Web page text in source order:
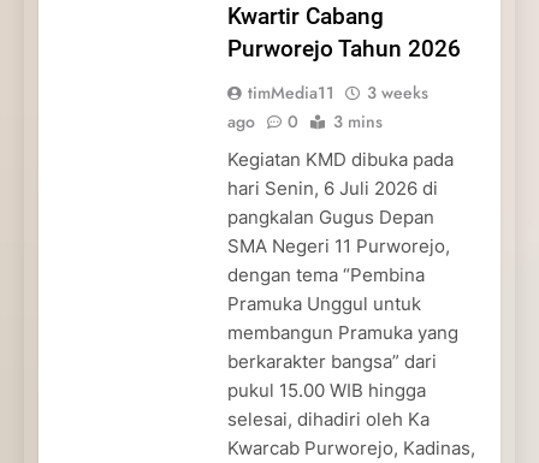
Kwartir Cabang
Purworejo Tahun 2026
timMedia11
3 weeks
ago
0 3 mins
Kegiatan KMD dibuka pada
hari Senin, 6 Juli 2026 di
pangkalan Gugus Depan
SMA Negeri 11 Purworejo,
dengan tema “Pembina
Pramuka Unggul untuk
membangun Pramuka yang
berkarakter bangsa” dari
pukul 15.00 WIB hingga
selesai, dihadiri oleh Ka
Kwarcab Purworejo, Kadinas,